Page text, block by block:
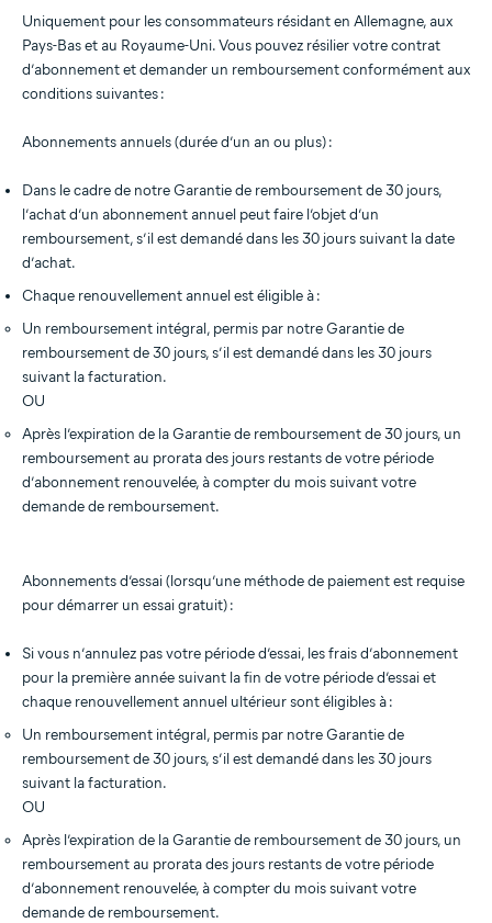
Uniquement pour les consommateurs résidant en Allemagne, aux
Pays-Bas et au Royaume-Uni. Vous pouvez résilier votre contrat
d’abonnement et demander un remboursement conformément aux
conditions suivantes :
Abonnements annuels (durée d’un an ou plus) :
Dans le cadre de notre Garantie de remboursement de 30 jours,
l’achat d’un abonnement annuel peut faire l’objet d’un
remboursement, s’il est demandé dans les 30 jours suivant la date
d’achat.
Chaque renouvellement annuel est éligible à :
Un remboursement intégral, permis par notre Garantie de
remboursement de 30 jours, s’il est demandé dans les 30 jours
suivant la facturation.
OU
Après l’expiration de la Garantie de remboursement de 30 jours, un
remboursement au prorata des jours restants de votre période
d’abonnement renouvelée, à compter du mois suivant votre
demande de remboursement.
Abonnements d’essai (lorsqu’une méthode de paiement est requise
pour démarrer un essai gratuit) :
Si vous n’annulez pas votre période d’essai, les frais d’abonnement
pour la première année suivant la fin de votre période d’essai et
chaque renouvellement annuel ultérieur sont éligibles à :
Un remboursement intégral, permis par notre Garantie de
remboursement de 30 jours, s’il est demandé dans les 30 jours
suivant la facturation.
OU
Après l’expiration de la Garantie de remboursement de 30 jours, un
remboursement au prorata des jours restants de votre période
d’abonnement renouvelée, à compter du mois suivant votre
demande de remboursement.